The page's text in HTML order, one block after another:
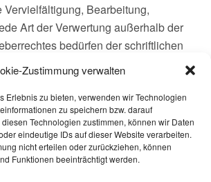
Zustimmung verwalten
Erlebnis zu bieten, verwenden wir Technologien
zu speichern bzw. darauf
Technologien zustimmen, können wir Daten
eindeutige IDs auf dieser Website verarbeiten.
nicht erteilen oder zurückziehen, können
Funktionen beeinträchtigt werden.
Vervielfältigung, Bearbeitung,
Art der Verwertung außerhalb der
bedürfen der schriftlichen
Autors bzw. Erstellers.
dieser Seite sind nur für den
Gebrauch gestattet. Soweit
Seite nicht vom Betreiber erstellt
Urheberrechte Dritter beachtet.
Inhalte Dritter als solche